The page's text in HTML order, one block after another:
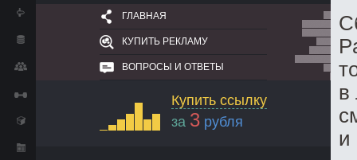
ГЛАВНАЯ
КУПИТЬ РЕКЛАМУ
ВОПРОСЫ И ОТВЕТЫ
Купить ссылку
за 3 рубля
в
и